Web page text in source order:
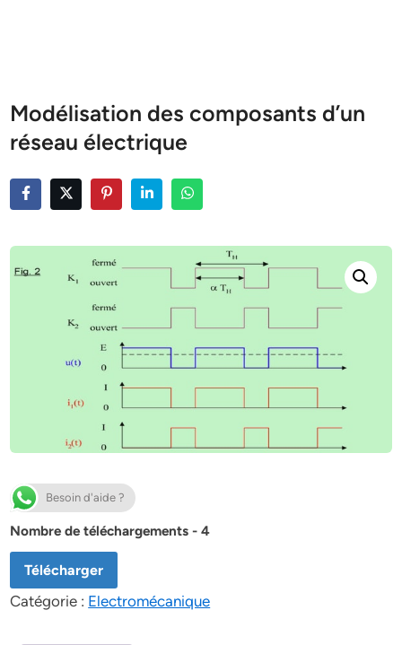
Modélisation des composants d’un
réseau électrique
Besoin d'aide ?
Nombre de téléchargements - 4
Télécharger
Catégorie : Electromécanique